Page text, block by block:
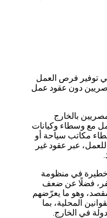
فرص العمل
دون عقود عمل
وكيانات
سياحة أو
عقود غير
في منظومة
عن ضعف
ما يعرّضهم
بما